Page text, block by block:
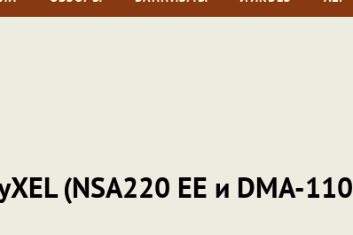
(NSA220 EE и DMA-